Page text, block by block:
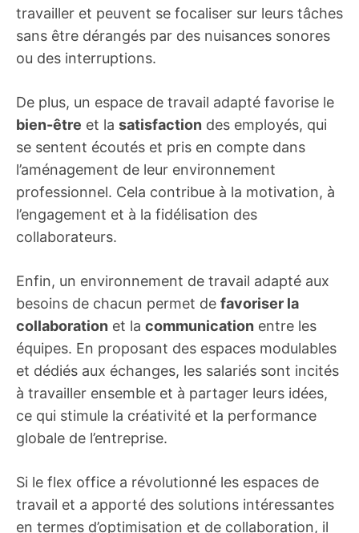
travailler et peuvent se focaliser sur leurs tâches
sans être dérangés par des nuisances sonores
ou des interruptions.
De plus, un espace de travail adapté favorise le
bien-être et la satisfaction des employés, qui
se sentent écoutés et pris en compte dans
l’aménagement de leur environnement
professionnel. Cela contribue à la motivation, à
l’engagement et à la fidélisation des
collaborateurs.
Enfin, un environnement de travail adapté aux
besoins de chacun permet de favoriser la
collaboration et la communication entre les
équipes. En proposant des espaces modulables
et dédiés aux échanges, les salariés sont incités
à travailler ensemble et à partager leurs idées,
ce qui stimule la créativité et la performance
globale de l’entreprise.
Si le flex office a révolutionné les espaces de
travail et a apporté des solutions intéressantes
en termes d’optimisation et de collaboration, il